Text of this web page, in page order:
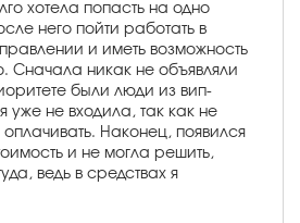
хотела попасть на одно
него пойти работать в
и иметь возможность
Сначала никак не объявляли
были люди из вип-
уже не входила, так как не
Наконец, появился
и не могла решить,
ведь в средствах я